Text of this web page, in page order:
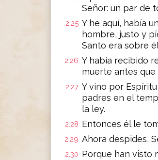
Señor: un par de
2:25 Y he aquí, había
hombre, justo y
Santo era sobre
2:26 Y había recibido
muerte antes que
2:27 Y vino por
padres en el
la ley.
2:28 Entonces él le
2:29 Ahora despides,
2:30 Porque han visto